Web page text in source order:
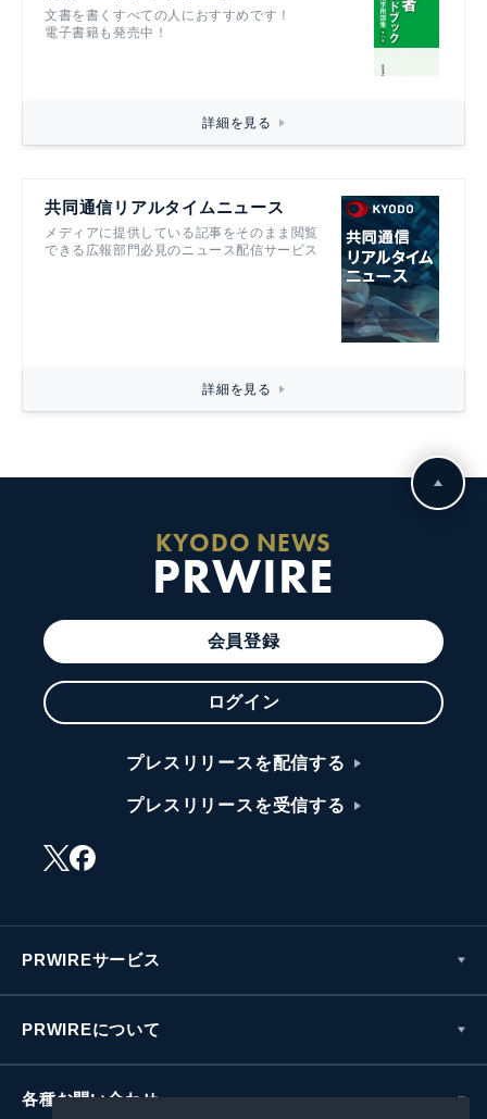
文書を書くすべての人におすすめです！
電子書籍も発売中！
詳細を見る
共同通信リアルタイムニュース
メディアに提供している記事をそのまま閲覧
できる広報部門必見のニュース配信サービス
詳細を見る
KYODO NEWS
PRWIRE
会員登録
ログイン
プレスリリースを配信する
プレスリリースを受信する
PRWIREサービス
PRWIREについて
各種お問い合わせ